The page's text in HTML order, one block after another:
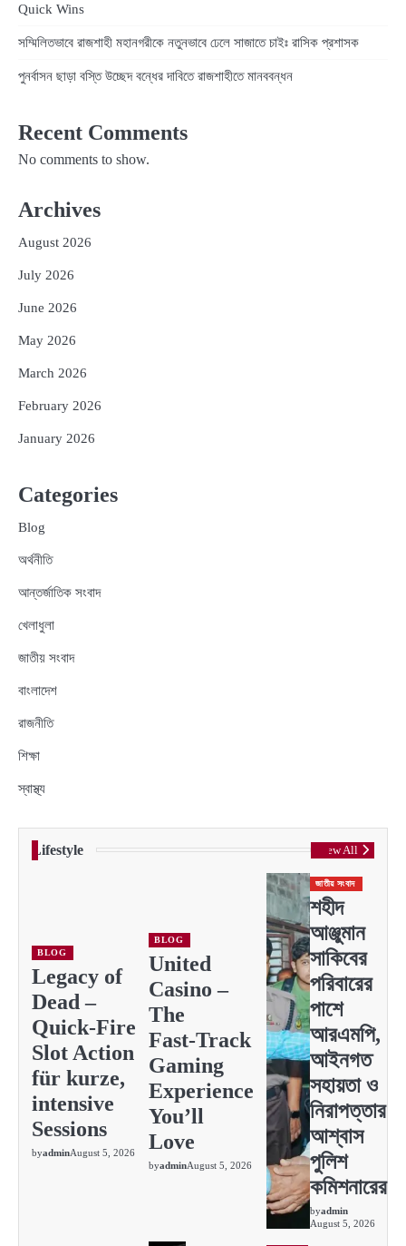
Quick Wins
সম্মিলিতভাবে রাজশাহী মহানগরীকে নতুনভাবে ঢেলে সাজাতে চাইঃ রাসিক প্রশাসক
পুনর্বাসন ছাড়া বস্তি উচ্ছেদ বন্ধের দাবিতে রাজশাহীতে মানববন্ধন
Recent Comments
No comments to show.
Archives
August 2026
July 2026
June 2026
May 2026
March 2026
February 2026
January 2026
Categories
Blog
অর্থনীতি
আন্তর্জাতিক সংবাদ
খেলাধুলা
জাতীয় সংবাদ
বাংলাদেশ
রাজনীতি
শিক্ষা
স্বাস্থ্য
Lifestyle View All
BLOG
Legacy of
Dead –
Quick‑Fire
Slot Action
für kurze,
intensive
Sessions
byadminAugust 5, 2026
BLOG
United
Casino –
The
Fast‑Track
Gaming
Experience
You’ll
Love
byadminAugust 5, 2026
জাতীয় সংবাদ
শহীদ
আঞ্জুমান
সাকিবের
পরিবারের
পাশে
আরএমপি,
আইনগত
সহায়তা ও
নিরাপত্তার
আশ্বাস
পুলিশ
কমিশনারের
byadmin
August 5, 2026